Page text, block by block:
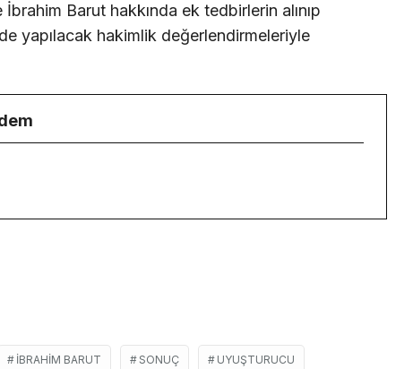
Barut hakkında ek tedbirlerin alınıp
yapılacak hakimlik değerlendirmeleriyle
IBRAHIM BARUT SONUÇ UYUŞTURUCU